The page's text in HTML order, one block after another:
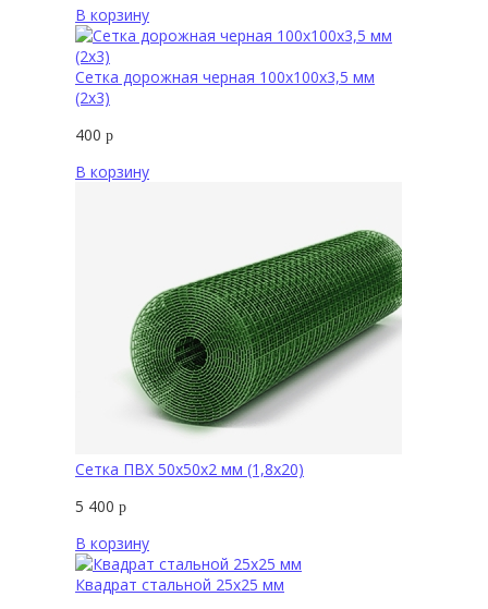
В корзину
Сетка дорожная черная 100х100х3,5 мм
(2х3)
400 р
В корзину
Сетка ПВХ 50х50х2 мм (1,8х20)
5 400 р
В корзину
Квадрат стальной 25х25 мм